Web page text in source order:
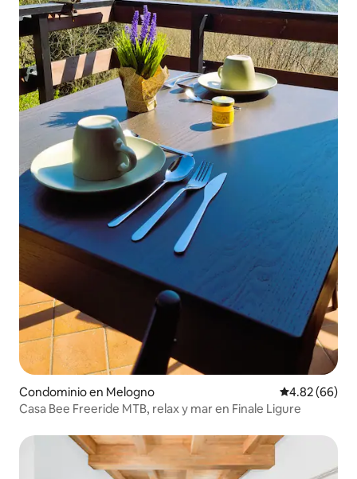
Condominio en Melogno Calificación
4.82 (66)
Casa Bee Freeride MTB, relax y mar en Finale Ligure